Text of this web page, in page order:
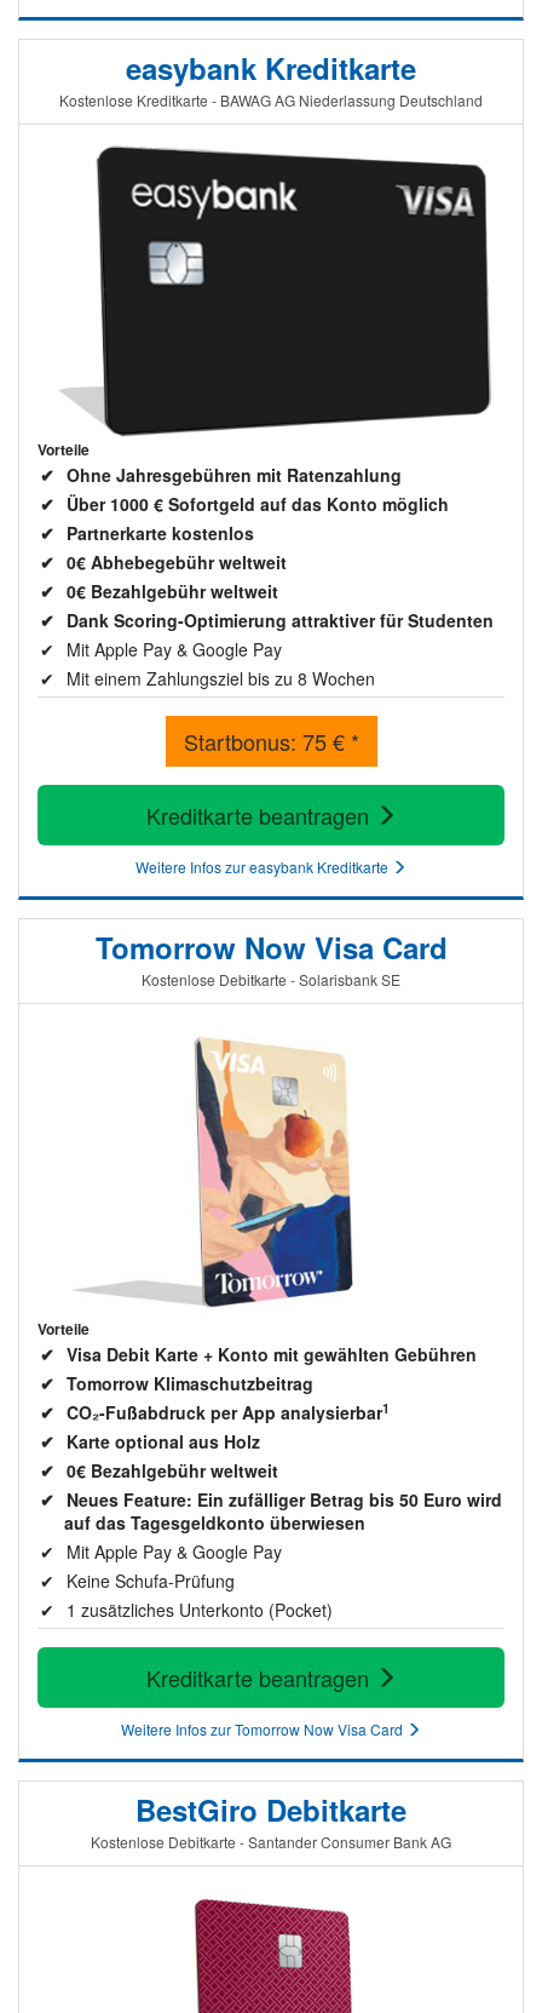
easybank Kreditkarte
Kostenlose Kreditkarte - BAWAG AG Niederlassung Deutschland
Vorteile
Ohne Jahresgebühren mit Ratenzahlung
Über 1000 € Sofortgeld auf das Konto möglich
Partnerkarte kostenlos
0€ Abhebegebühr weltweit
0€ Bezahlgebühr weltweit
Dank Scoring-Optimierung attraktiver für Studenten
Mit Apple Pay & Google Pay
Mit einem Zahlungsziel bis zu 8 Wochen
Startbonus: 75 € *
Kreditkarte beantragen
Weitere Infos zur easybank Kreditkarte
Tomorrow Now Visa Card
Kostenlose Debitkarte - Solarisbank SE
Vorteile
Visa Debit Karte + Konto mit gewählten Gebühren
Tomorrow Klimaschutzbeitrag
CO₂-Fußabdruck per App analysierbar1
Karte optional aus Holz
0€ Bezahlgebühr weltweit
Neues Feature: Ein zufälliger Betrag bis 50 Euro wird
auf das Tagesgeldkonto überwiesen
Mit Apple Pay & Google Pay
Keine Schufa-Prüfung
1 zusätzliches Unterkonto (Pocket)
Kreditkarte beantragen
Weitere Infos zur Tomorrow Now Visa Card
BestGiro Debitkarte
Kostenlose Debitkarte - Santander Consumer Bank AG